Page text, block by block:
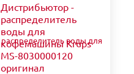
Дистрибьютор -
распределитель
воды для
кофемашины Krups
MS-8030000120
оригинал